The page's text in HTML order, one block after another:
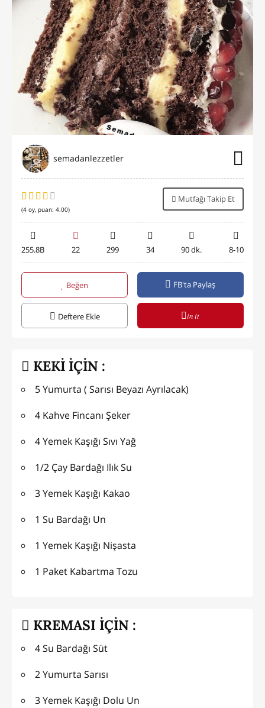
semadanlezzetler
(4 oy, puan: 4.00)
Mutfağı Takip Et
255.8B 22 299 34 90 dk. 8-10
Beğen FB'ta Paylaş
Deftere Ekle in it
KEKİ İÇİN :
5 Yumurta ( Sarısı Beyazı Ayrılacak)
4 Kahve Fincanı Şeker
4 Yemek Kaşığı Sıvı Yağ
1/2 Çay Bardağı Ilık Su
3 Yemek Kaşığı Kakao
1 Su Bardağı Un
1 Yemek Kaşığı Nişasta
1 Paket Kabartma Tozu
KREMASI İÇİN :
4 Su Bardağı Süt
2 Yumurta Sarısı
3 Yemek Kaşığı Dolu Un